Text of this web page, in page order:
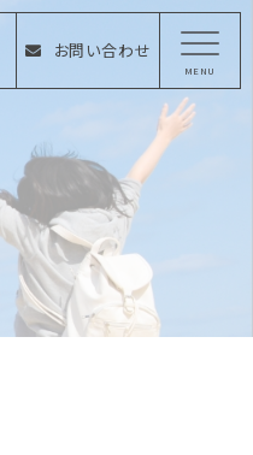
お問い合わせ
MENU